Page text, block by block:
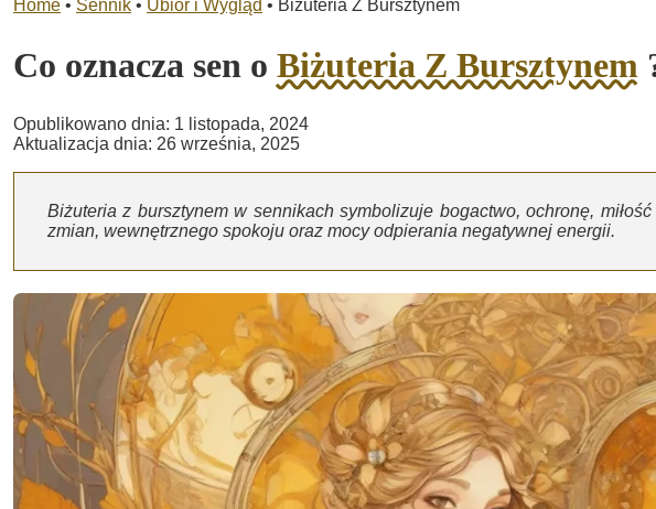
Home • Sennik • Ubiór i Wygląd • Biżuteria Z Bursztynem
Co oznacza sen o Biżuteria Z Bursztynem
Opublikowano dnia: 1 listopada, 2024
Aktualizacja dnia: 26 września, 2025
Biżuteria z bursztynem w sennikach symbolizuje bogactwo, ochronę,
zmian, wewnętrznego spokoju oraz mocy odpierania negatywnej energii.